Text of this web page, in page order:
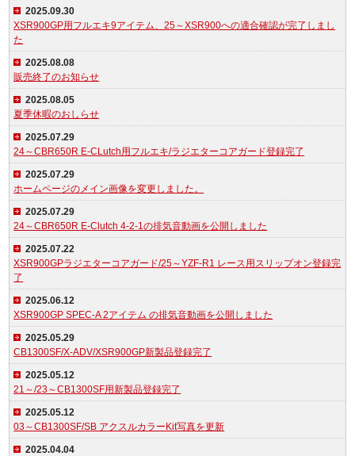
2025.09.30
XSR900GP用フルエキ9アイテム、25～XSR900への適合確認が完了しまし
た
2025.08.08
販売終了のお知らせ
2025.08.05
夏季休暇のおしらせ
2025.07.29
24～CBR650R E-CLutch用フルエキ/ラジエターコアガード登録完了
2025.07.29
ホームページのメイン画像を変更しました。
2025.07.29
24～CBR650R E-Clutch 4-2-1の排気音動画を公開しました
2025.07.22
XSR900GPラジエターコアガード/25～YZF-R1 レース用スリップオン登録完
了
2025.06.12
XSR900GP SPEC-A 2アイテム の排気音動画を公開しました
2025.05.29
CB1300SF/X-ADV/XSR900GP新製品登録完了
2025.05.12
21～/23～CB1300SF用新製品登録完了
2025.05.12
03～CB1300SF/SB アクスルカラーKit写真を更新
2025.04.04